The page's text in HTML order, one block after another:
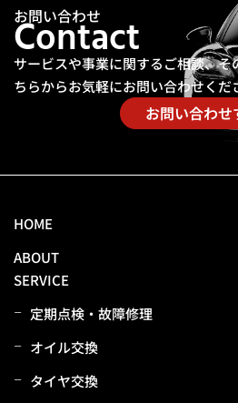
Contact
お問い合わせ
サービスや事業に関するご相談、
ちらからお気軽にお問い合わせくだ
お問い合わせ
HOME
ABOUT
SERVICE
定期点検・故障修理
オイル交換
タイヤ交換